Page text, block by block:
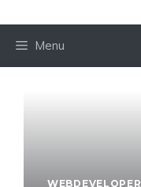
Menu
WEBDEVELOPER